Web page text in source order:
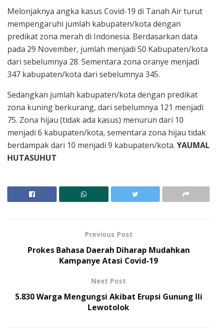
Melonjaknya angka kasus Covid-19 di Tanah Air turut
mempengaruhi jumlah kabupaten/kota dengan
predikat zona merah di Indonesia. Berdasarkan data
pada 29 November, jumlah menjadi 50 Kabupaten/kota
dari sebelumnya 28. Sementara zona oranye menjadi
347 kabupaten/kota dari sebelumnya 345.
Sedangkan jumlah kabupaten/kota dengan predikat
zona kuning berkurang, dari sebelumnya 121 menjadi
75. Zona hijau (tidak ada kasus) menurun dari 10
menjadi 6 kabupaten/kota, sementara zona hijau tidak
berdampak dari 10 menjadi 9 kabupaten/kota. YAUMAL
HUTASUHUT
Previous Post
Prokes Bahasa Daerah Diharap Mudahkan
Kampanye Atasi Covid-19
Next Post
5.830 Warga Mengungsi Akibat Erupsi Gunung Ili
Lewotolok